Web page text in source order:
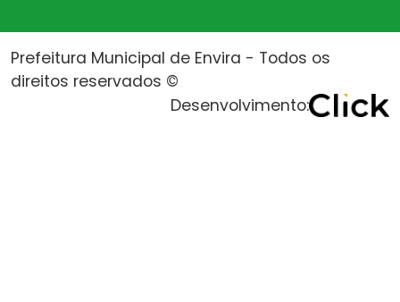
Prefeitura Municipal de Envira - Todos os
direitos reservados ©
Desenvolvimento: